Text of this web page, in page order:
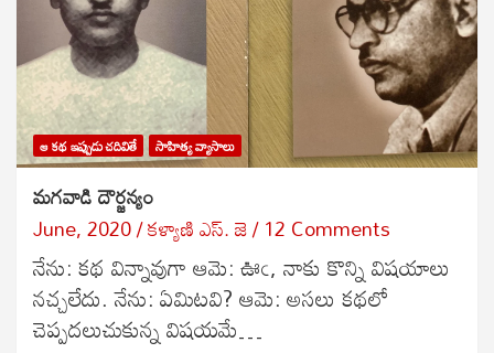
ఆ కథ ఇప్పుడు చదివితే సాహిత్య వ్యాసాలు
మగవాడి దౌర్జన్యం
June, 2020 కళ్యాణి ఎస్. జె 12 Comments
నేను: కథ విన్నావుగా ఆమె: ఊఁ, నాకు కొన్ని విషయాలు
నచ్చలేదు. నేను: ఏమిటవి? ఆమె: అసలు కథలో
చెప్పదలుచుకున్న విషయమే…